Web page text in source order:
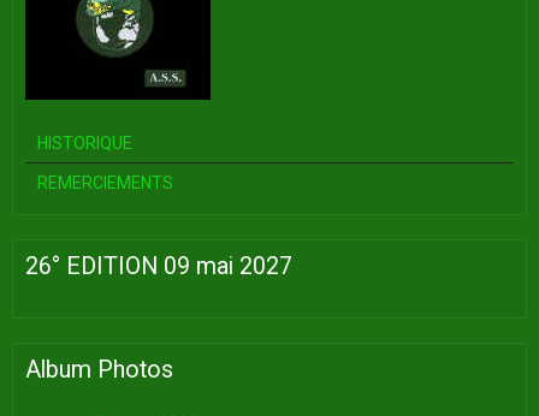
HISTORIQUE
REMERCIEMENTS
26° EDITION 09 mai 2027
Album Photos